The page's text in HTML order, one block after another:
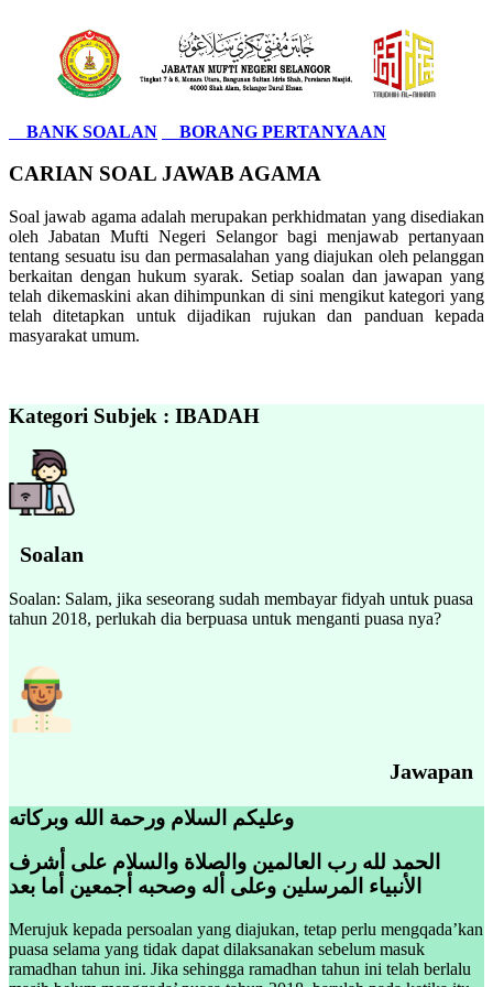
BANK SOALAN BORANG PERTANYAAN
CARIAN SOAL JAWAB AGAMA
Soal jawab agama adalah merupakan perkhidmatan yang disediakan
oleh Jabatan Mufti Negeri Selangor bagi menjawab pertanyaan
tentang sesuatu isu dan permasalahan yang diajukan oleh pelanggan
berkaitan dengan hukum syarak. Setiap soalan dan jawapan yang
telah dikemaskini akan dihimpunkan di sini mengikut kategori yang
telah ditetapkan untuk dijadikan rujukan dan panduan kepada
masyarakat umum.
Kategori Subjek : IBADAH
Soalan
Soalan: Salam, jika seseorang sudah membayar fidyah untuk puasa
tahun 2018, perlukah dia berpuasa untuk menganti puasa nya?
Jawapan
الحمد لله رب العالمين والصلاة والسلام على أشرف
الأنبياء المرسلين وعلى أله وصحبه أجمعين أما بعد
Merujuk kepada persoalan yang diajukan, tetap perlu mengqada’kan
puasa selama yang tidak dapat dilaksanakan sebelum masuk
ramadhan tahun ini. Jika sehingga ramadhan tahun ini telah berlalu